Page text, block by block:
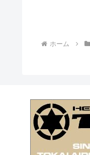
ホーム